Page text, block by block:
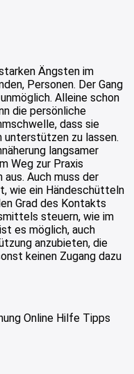
Ängsten im
Personen. Der Gang
Alleine schon
die persönliche
dass sie
unterstützen zu lassen.
langsamer
Weg zur Praxis
Auch muss der
wie ein Händeschütteln
Grad des Kontakts
steuern, wie im
es möglich, auch
anzubieten, die
keinen Zugang dazu